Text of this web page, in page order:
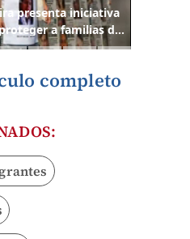
completo